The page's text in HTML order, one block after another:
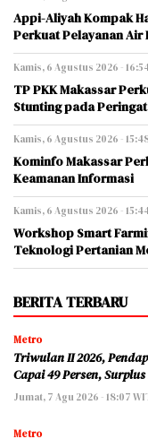
Appi-Aliyah Kompak
Perkuat Pelayanan Air
Kamis, 6 Agustus 2026 -
TP PKK Makassar
Stunting pada
Kamis, 6 Agustus 2026 -
Kominfo Makassar
Keamanan Informasi
Kamis, 6 Agustus 2026 -
Workshop Smart
Teknologi Pertanian
BERITA TERBARU
Metro
Triwulan II 2026,
Capai 49 Persen,
Jumat, 7 Agu 2026 - 18:07
Metro